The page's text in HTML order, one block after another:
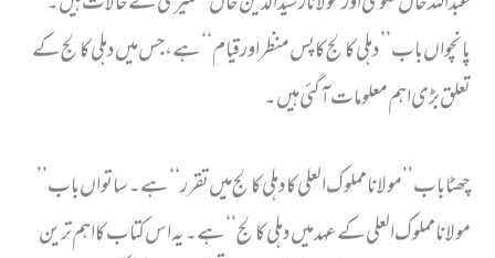
پانچواں باب ’’ دہلی کالج کا پس منظر اور قیام ‘‘ ہے، جس میں دہلی کالج کے
تعلق بڑی اہم معلومات آگئی ہیں ۔
چھٹا باب ’’ مولانا مملوک العلی کا دہلی کالج میں تقرر ‘‘ ہے ۔ ساتواں باب ’’
مولانا مملوک العلی کے عہد میں دہلی کالج ‘‘ ہے۔ یہ اس کتاب کا اہم ترین